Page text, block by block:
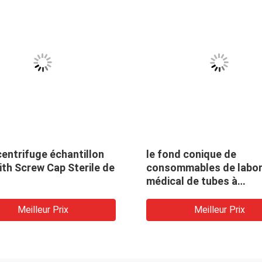
Les tubes à centrifuger 50mL
inférieurs coniques ont étiré
échantillon